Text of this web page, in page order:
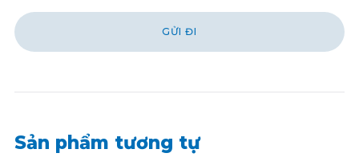
Sản phẩm tương tự